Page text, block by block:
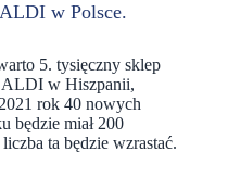
w Polsce.
5. tysięczny sklep
ALDI w Hiszpanii,
rok 40 nowych
będzie miał 200
ta będzie wzrastać.